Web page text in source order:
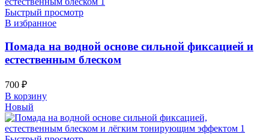
Быстрый просмотр
В избранное
Помада на водной основе сильной фиксацией и
естественным блеском
700 ₽
В корзину
Новый